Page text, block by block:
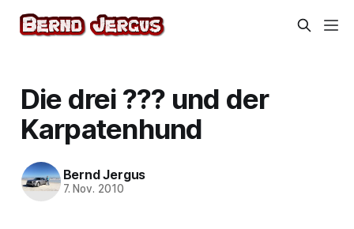
Die drei ??? und der
Karpatenhund
Bernd Jergus
7. Nov. 2010